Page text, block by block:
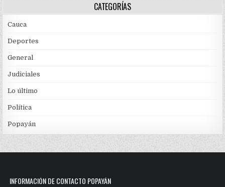
CATEGORÍAS
Cauca
Deportes
General
Judiciales
Lo último
Política
Popayán
INFORMACIÓN DE CONTACTO POPAYÁN